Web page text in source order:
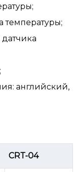
температуры;
английский,
CRT-04